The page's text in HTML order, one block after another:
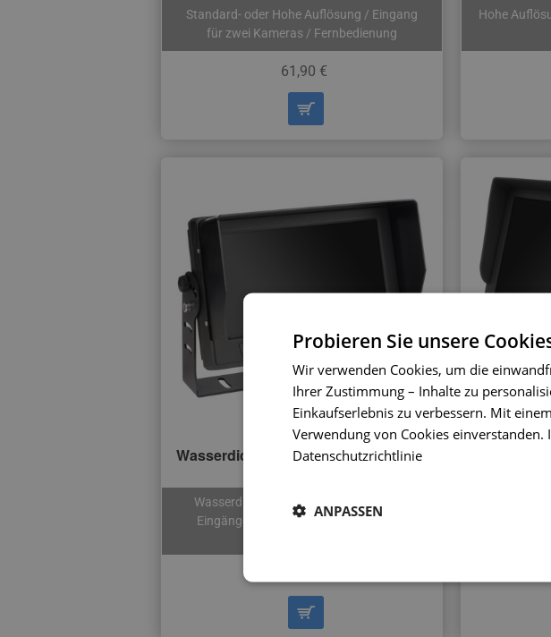
Standard- oder Hohe Auflösung / Eingang
für zwei Kameras / Fernbedienung
61,90 €
Hohe
Wasserdicht / Hohe Auflösung / 4-PIN-
Eingänge für 3 Kameras / Beleuchtete
Wasserdichter Monitor VESTYS AHD
Probieren Sie unsere
Wir verwenden Cookies, um die
Ihrer Zustimmung – Inhalte zu
Einkaufserlebnis zu verbessern. Mit
Verwendung von Cookies einverstanden.
Datenschutzrichtlinie
ANPASSEN